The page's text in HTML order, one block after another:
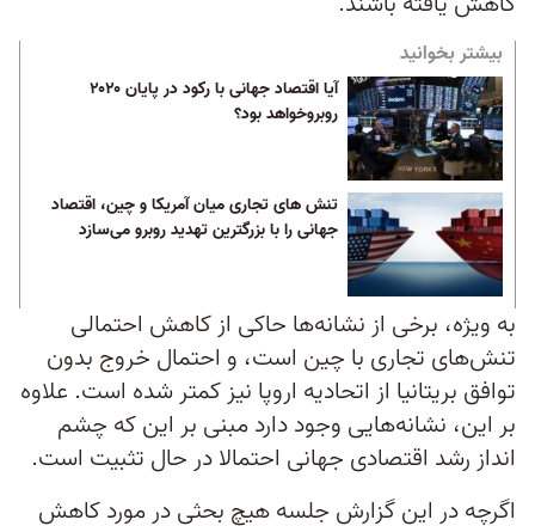
بیشتر بخوانید
آیا اقتصاد جهانی با رکود در پایان ۲۰۲۰
روبروخواهد بود؟
تنش های تجاری میان آمریکا و چین، اقتصاد
جهانی را با بزرگترین تهدید روبرو می‌سازد
به ویژه، برخی از نشانه‌ها حاکی از کاهش احتمالی
تنش‌های تجاری با چین است، و احتمال خروج بدون
توافق بریتانیا از اتحادیه اروپا نیز کمتر شده است. علاوه
بر این، نشانه‌هایی وجود دارد مبنی بر این که چشم
انداز رشد اقتصادی جهانی احتمالا در حال تثبیت است.
اگرچه در این گزارش جلسه هیچ بحثی در مورد کاهش